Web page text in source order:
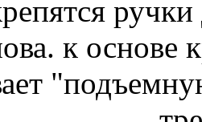
к основе